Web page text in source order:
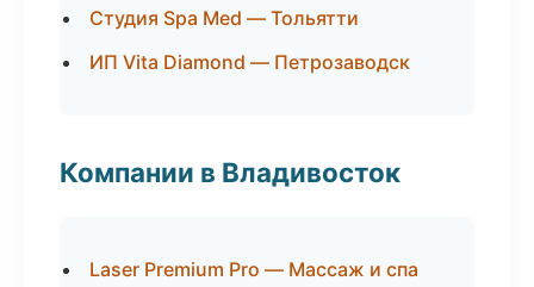
Студия Spa Med — Тольятти
ИП Vita Diamond — Петрозаводск
Компании в Владивосток
Laser Premium Pro — Массаж и спа